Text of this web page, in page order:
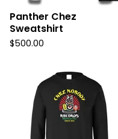
Panther Chez
Sweatshirt
$500.00